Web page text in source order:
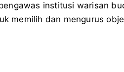
institusi warisan
memilih dan mengurus